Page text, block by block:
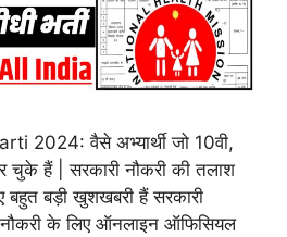
2024: वैसे अभ्यार्थी जो 10वी,
चुके हैं | सरकारी नौकरी की तलाश
बड़ी खुशखबरी हैं सरकारी
नौकरी के लिए ऑनलाइन ऑफिसियल